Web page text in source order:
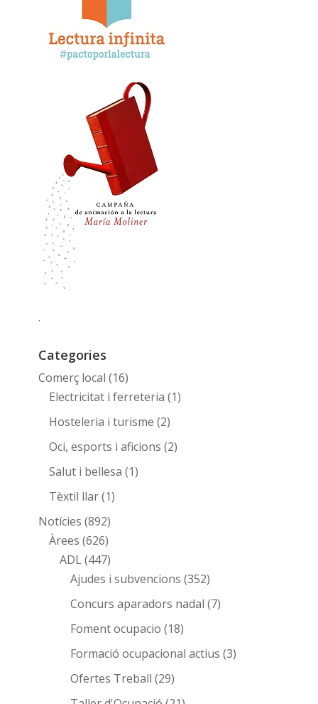
.
Categories
Comerç local (16)
Electricitat i ferreteria (1)
Hosteleria i turisme (2)
Oci, esports i aficions (2)
Salut i bellesa (1)
Tèxtil llar(1)
Notícies (892)
Àrees (626)
ADL(447)
Ajudes i subvencions (352)
Concurs aparadors nadal (7)
Foment ocupacio (18)
Formació ocupacional actius (3)
Ofertes Treball (29)